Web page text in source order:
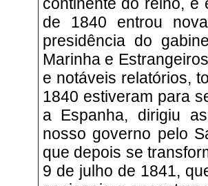
de 1840 entrou
presidência do
Marinha e
e notáveis relatórios,
1840 estiveram para
a Espanha, dirigiu
nosso governo pelo
que depois se
9 de julho de 1841,